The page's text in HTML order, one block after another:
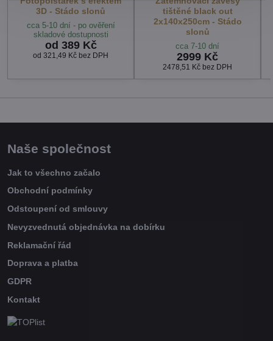
3D - Stádo slonů
cca 5-10 dní - po ověření
skladové dostupnosti
od 389 Kč
od 321,49 Kč bez DPH
tištěné black out
2x140x250cm - Stádo
slonů
cca 7-10 dní
2999 Kč
2478,51 Kč bez DPH
Naše společnost
Jak to všechno začalo
Obchodní podmínky
Odstoupení od smlouvy
Nevyzvednutá objednávka na dobírku
Reklamační řád
Doprava a platba
GDPR
Kontakt